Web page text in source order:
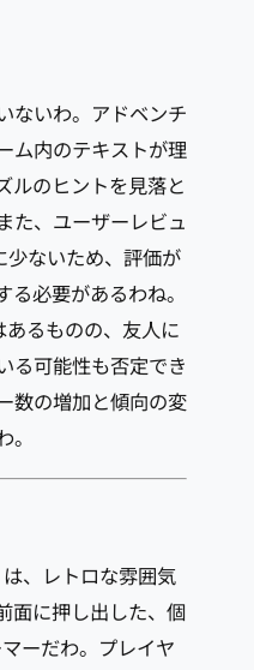
ないわ。アドベンチ
ム内のテキストが理
ルのヒントを見落と
た、ユーザーレビュ
ないため、評価が
必要があるわね。
るものの、友人に
る可能性も否定でき
数の増加と傾向の変
は、レトロな雰囲気
面に押し出した、個
ーだわ。プレイヤ